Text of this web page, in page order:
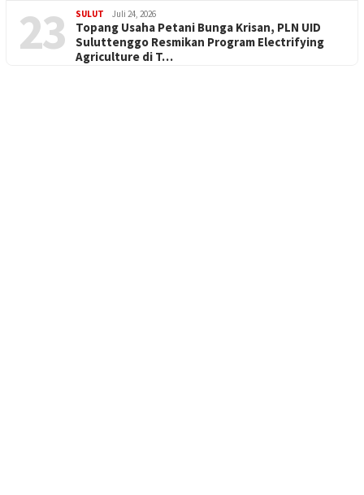
23 SULUT Juli 24, 2026
Topang Usaha Petani Bunga Krisan, PLN UID
Suluttenggo Resmikan Program Electrifying
Agriculture di T…